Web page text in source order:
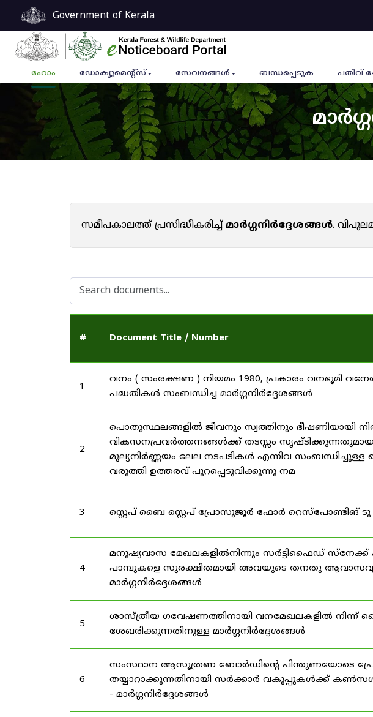
Government of Kerala
ഹോം ഡോക്യുമെൻ്റ്സ് സേവനങ്ങൾ ബന്ധപ്പെടുക പതിവ്
സമീപകാലത്ത് പ്രസിദ്ധീകരിച്ച്മാർഗ്ഗനിർദ്ദേശങ്ങൾ.
# Document Title / Number
1
വനം ( സംരക്ഷണ ) നിയമം 1980, പ്രകാരം വനഭൂമി
പദ്ധതികൾ സംബന്ധിച്ച മാർഗ്ഗനിർദ്ദേശങ്ങൾ
2
പൊതുസ്ഥലങ്ങളിൽ ജീവനും സ്വത്തിനും ഭീഷണിയായി
വികസനപ്രവർത്തനങ്ങൾക്ക് തടസ്സം സൃഷ്ടിക്കുന്നതുമായ
മൂല്യനിർണ്ണയം ലേല നടപടികൾ എന്നിവ സംബന്ധിച്ചുള്ള
വരുത്തി ഉത്തരവ് പുറപ്പെടുവിക്കുന്നു നമ
3 സ്റ്റെപ് ബൈ സ്റ്റെപ് പ്രോസുജൂർ ഫോർ റെസ്‌പോണ്ടിങ്
4
മനുഷ്യവാസ മേഖലകളിൽനിന്നും സർട്ടിഫൈഡ് സ്നേക്ക്
പാമ്പുകളെ സുരക്ഷിതമായി അവയുടെ തനതു
മാർഗ്ഗനിർദ്ദേശങ്ങൾ
5
ശാസ്ത്രീയ ഗവേഷണത്തിനായി വനമേഖലകളിൽ
ശേഖരിക്കുന്നതിനുള്ള മാർഗ്ഗനിർദ്ദേശങ്ങൾ
6
സംസ്ഥാന ആസൂത്രണ ബോർഡിൻ്റെ പിന്തുണയോടെ
തയ്യാറാക്കുന്നതിനായി സർക്കാർ വകുപ്പുകൾക്ക്
- മാർഗ്ഗനിർദ്ദേശങ്ങൾ